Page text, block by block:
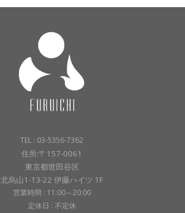
TEL : 03-5356-7362
住所:〒157-0061
東京都世田谷区
北烏山1-13-22 伊藤ハイツ 1F
営業時間 : 11:00～20:00
定休日 : 不定休